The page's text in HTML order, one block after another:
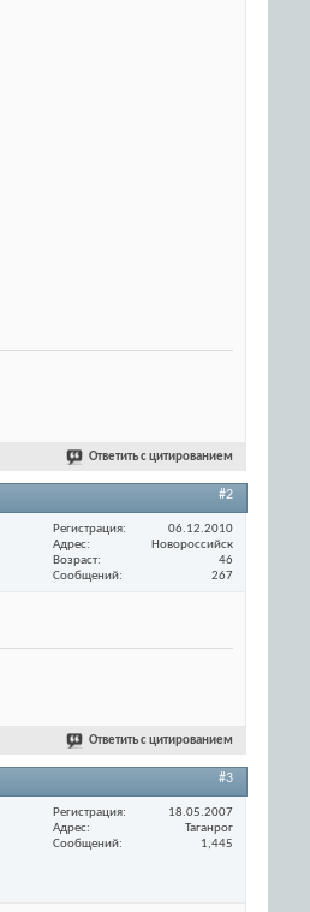
Ответить с цитированием
#2
Регистрация
06.12.2010
Адрес
Новороссийск
Возраст
46
Сообщений
267
Ответить с цитированием
#3
Регистрация
18.05.2007
Адрес
Таганрог
Сообщений
1,445